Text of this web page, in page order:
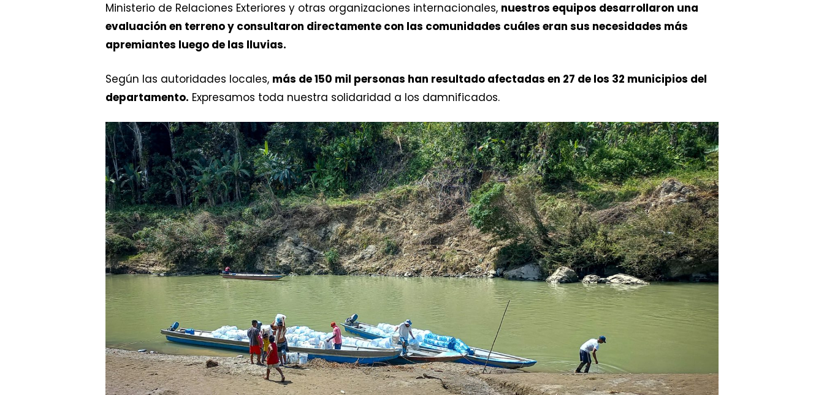
Ministerio de Relaciones Exteriores y otras organizaciones internacionales, nuestros equipos desarrollaron una
evaluación en terreno y consultaron directamente con las comunidades cuáles eran sus necesidades más
apremiantes luego de las lluvias.
Según las autoridades locales, más de 150 mil personas han resultado afectadas en 27 de los 32 municipios del
departamento. Expresamos toda nuestra solidaridad a los damnificados.